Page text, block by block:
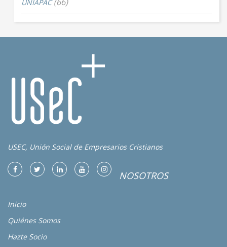
UNIAPAC
USEC, Unión Social de Empresarios Cristianos
NOSOTROS
Inicio
Quiénes Somos
Hazte Socio